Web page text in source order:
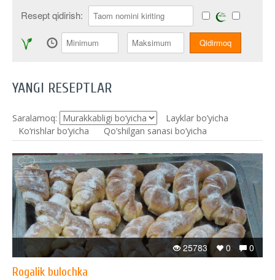
Resept qidirish:
YANGI RESEPTLAR
Saralamoq:
Layklar bo’yicha
Ko‘rishlar bo‘yicha
Qo’shilgan sanasi bo’yicha
0
0
25783
Rogalik bulochka